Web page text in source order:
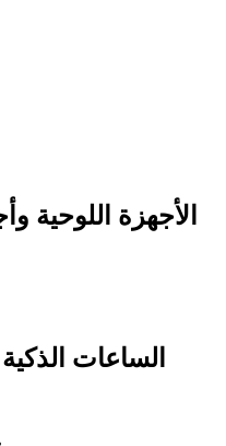
الأجهزة اللوحية
الساعات الذكية